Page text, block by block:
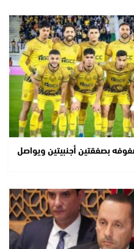
بصفقتين أجنبيتين ويواصل